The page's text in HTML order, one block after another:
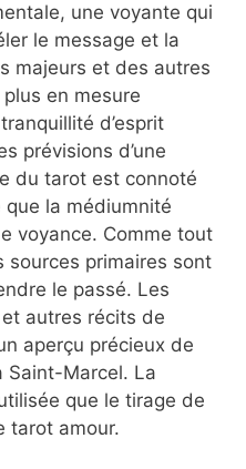
une voyante qui
le message et la
majeurs et des autres
en mesure
d’esprit
prévisions d’une
du tarot est connoté
la médiumnité
voyance. Comme tout
sources primaires sont
le passé. Les
autres récits de
aperçu précieux de
Saint-Marcel. La
que le tirage de
tarot amour.